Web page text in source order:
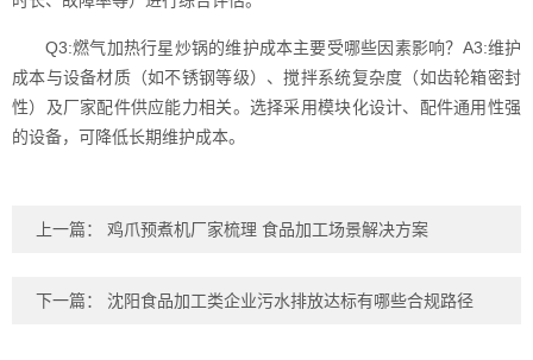
Q3:燃气加热行星炒锅的维护成本主要受哪些因素影响？A3:维护
成本与设备材质（如不锈钢等级）、搅拌系统复杂度（如齿轮箱密封
性）及厂家配件供应能力相关。选择采用模块化设计、配件通用性强
的设备，可降低长期维护成本。
上一篇： 鸡爪预煮机厂家梳理 食品加工场景解决方案
下一篇： 沈阳食品加工类企业污水排放达标有哪些合规路径